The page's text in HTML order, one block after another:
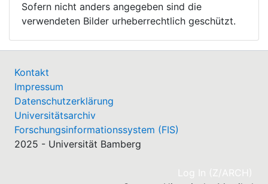
Sofern nicht anders angegeben sind die
verwendeten Bilder urheberrechtlich geschützt.
Kontakt
Impressum
Datenschutzerklärung
Universitätsarchiv
Forschungsinformationssystem (FIS)
2025 - Universität Bamberg
Log In (Z/ARCH)